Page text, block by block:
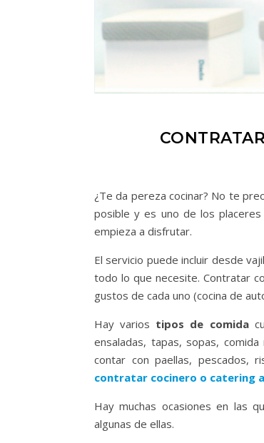
¿Te da pereza cocinar? No te
posible y es uno de los
empieza a disfrutar.
El servicio puede incluir desde
todo lo que necesite. Contratar
gustos de cada uno (cocina de
Hay varios tipos de comida
ensaladas, tapas, sopas,
contar con paellas, pescados,
contratar cocinero o catering
Hay muchas ocasiones en las
algunas de ellas.